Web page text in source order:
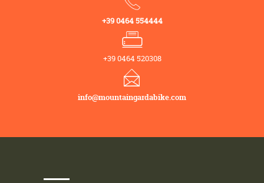
+39 0464 554444
+39 0464 520308
info@mountaingardabike.com